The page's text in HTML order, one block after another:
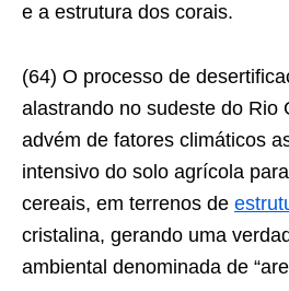
e a estrutura dos corais.
(64) O processo de
alastrando no sudeste do Rio
advém de fatores climáticos
intensivo do solo agrícola
cereais, em terrenos de
cristalina, gerando uma
ambiental denominada de